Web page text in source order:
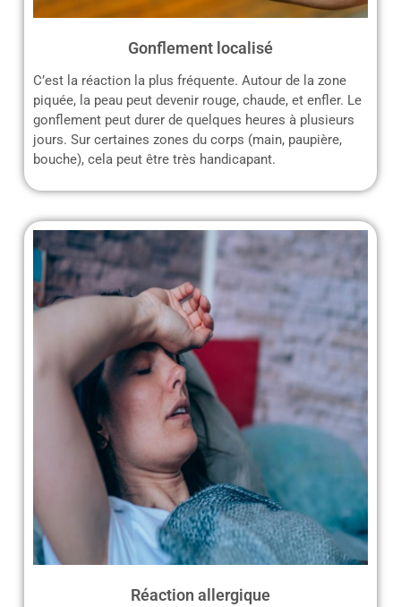
Gonflement localisé
C’est la réaction la plus fréquente. Autour de la zone
piquée, la peau peut devenir rouge, chaude, et enfler. Le
gonflement peut durer de quelques heures à plusieurs
jours. Sur certaines zones du corps (main, paupière,
bouche), cela peut être très handicapant.
Réaction allergique